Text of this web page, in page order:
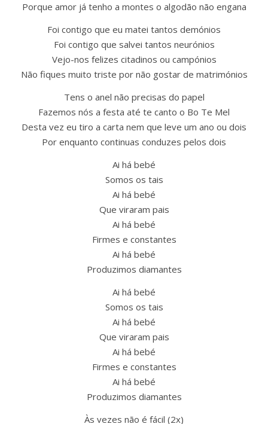
Porque amor já tenho a montes o algodão não engana
Foi contigo que eu matei tantos demónios
Foi contigo que salvei tantos neurónios
Vejo-nos felizes citadinos ou campónios
Não fiques muito triste por não gostar de matrimónios
Tens o anel não precisas do papel
Fazemos nós a festa até te canto o Bo Te Mel
Desta vez eu tiro a carta nem que leve um ano ou dois
Por enquanto continuas conduzes pelos dois
Ai há bebé
Somos os tais
Ai há bebé
Que viraram pais
Ai há bebé
Firmes e constantes
Ai há bebé
Produzimos diamantes
Ai há bebé
Somos os tais
Ai há bebé
Que viraram pais
Ai há bebé
Firmes e constantes
Ai há bebé
Produzimos diamantes
Às vezes não é fácil (2x)